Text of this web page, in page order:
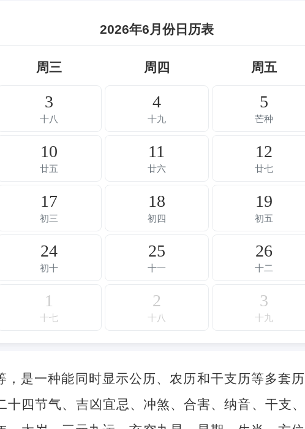
2026年6月份日历表
周三 周四 周五
3
十八
4
十九
5
芒种
10
廿五
11
廿六
12
廿七
17
初三
18
初四
19
初五
24
初十
25
十一
26
十二
1
十七
2
十八
3
十九
是一种能同时显示公历、农历和干支历等多套
四节气、吉凶宜忌、冲煞、合害、纳音、干支